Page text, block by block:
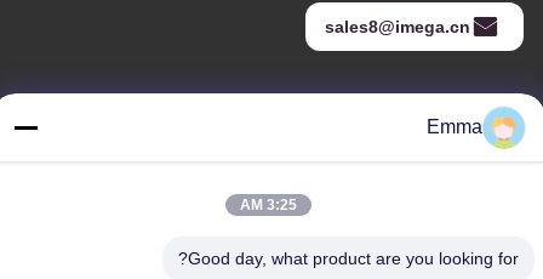
sales8@imega.cn
آدرس ما
آدرس
اتاق 1209-1210، Hai Jun Da Building B، Guizhou Da Dao Zhong،
Emma
3:25 AM
Good day, what product are you looking for?